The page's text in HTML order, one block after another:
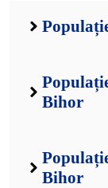
Bihor
Bihor